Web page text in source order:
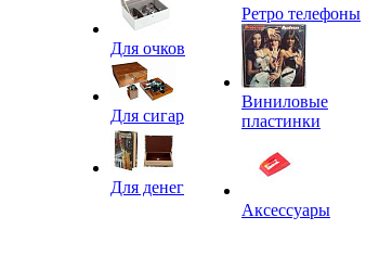
Для очков
Для сигар
Для денег
Ретро телефоны
Виниловые
пластинки
Аксессуары